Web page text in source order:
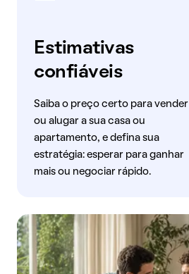
Estimativas
confiáveis
Saiba o preço certo para vender
ou alugar a sua casa ou
apartamento, e defina sua
estratégia: esperar para ganhar
mais ou negociar rápido.